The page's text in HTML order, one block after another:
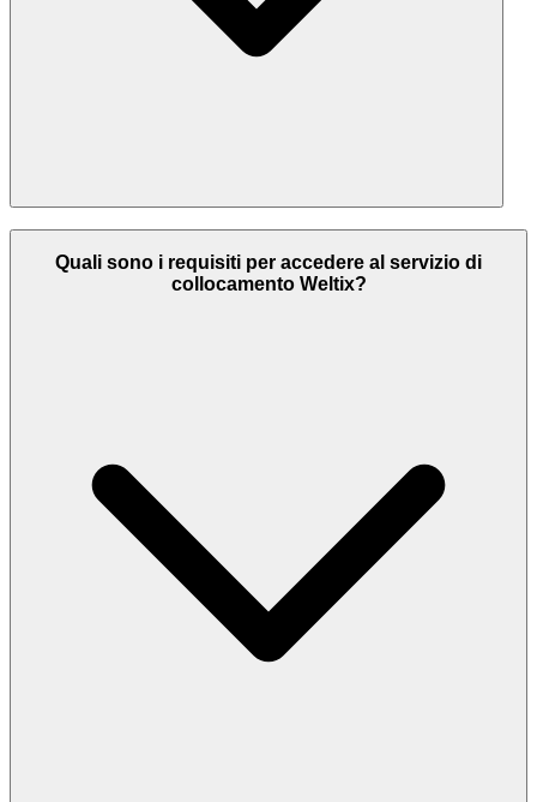
Quali sono i requisiti per accedere al servizio di
collocamento Weltix?